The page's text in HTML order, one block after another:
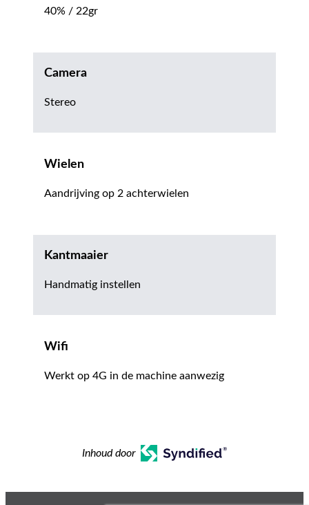
40% / 22gr
Camera
Stereo
Wielen
Aandrijving op 2 achterwielen
Kantmaaier
Handmatig instellen
Wifi
Werkt op 4G in de machine aanwezig
Inhoud door